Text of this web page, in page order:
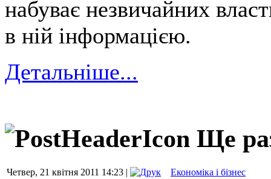
набуває незвичайних
в ній інформацією.
Детальніше...
Ще
Четвер, 21 квітня 2011 14:23 | Економіка і бізнес